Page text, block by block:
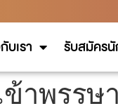
บเรา รับสมัคร
าพรรษา